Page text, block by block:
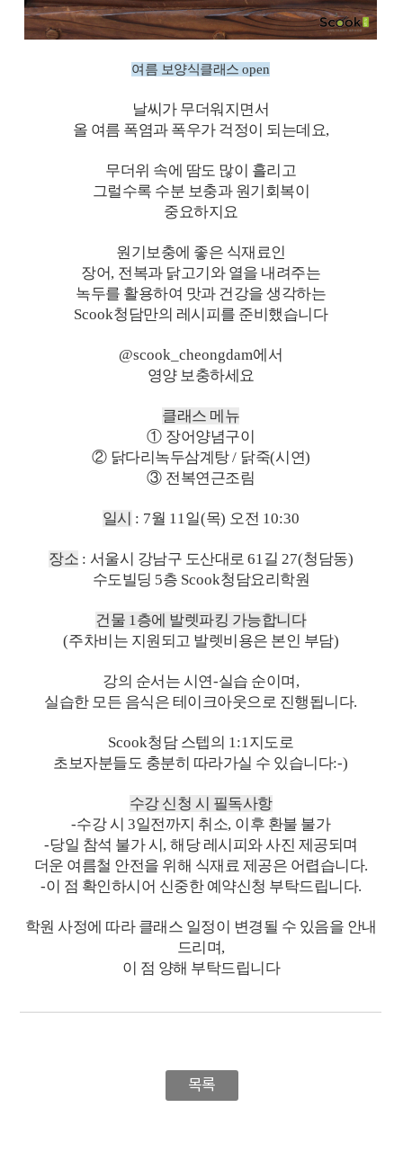
여름 보양식클래스open
날씨가 무더워지면서
올 여름 폭염과 폭우가 걱정이 되는데요,
무더위 속에 땀도 많이 흘리고
그럴수록 수분 보충과 원기회복이
중요하지요
원기보충에 좋은 식재료인
장어 , 전복과 닭고기와 열을 내려주는
녹두를 활용하여 맛과 건강을 생각하는
Scook청담만의 레시피를 준비했습니다
@scook_cheongdam에서
영양 보충하세요
클래스 메뉴
① 장어양념구이
② 닭다리녹두삼계탕/ 닭죽(시연)
③ 전복연근조림
일시 : 7월 11일(목) 오전 10:30
장소 : 서울시 강남구 도산대로61길27(청담동)
수도빌딩 5층 Scook청담요리학원
건물 1층에 발렛파킹 가능합니다
(주차비는 지원되고 발렛비용은 본인 부담)
강의 순서는 시연-실습 순이며 ,
실습한 모든 음식은 테이크아웃으로 진행됩니다.
Scook청담 스텝의 1:1지도로
초보자분들도 충분히 따라가실 수 있습니다:-)
수강 신청 시 필독사항
-수강 시 3일전까지 취소, 이후 환불 불가
-당일 참석 불가 시 ,해당 레시피와 사진 제공되며
더운 여름철 안전을 위해 식재료 제공은 어렵습니다.
-이 점 확인하시어 신중한 예약신청 부탁드립니다.
학원 사정에 따라 클래스 일정이 변경될 수 있음을 안내
드리며 ,
이 점 양해 부탁드립니다
목록